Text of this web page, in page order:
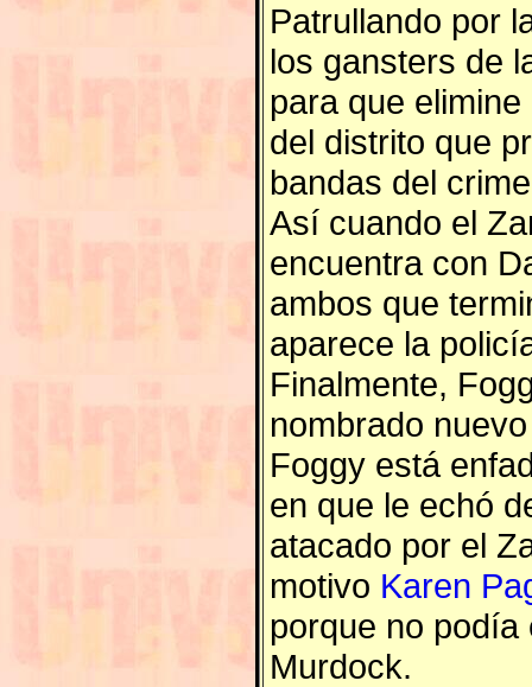
Patrullando por
los gansters de
para que
del distrito que
bandas del
Así cuando el
encuentra con
ambos que
aparece la
Finalmente,
nombrado
Foggy está
en que le echó
atacado por el
motivo Karen
porque no podía
Murdock.